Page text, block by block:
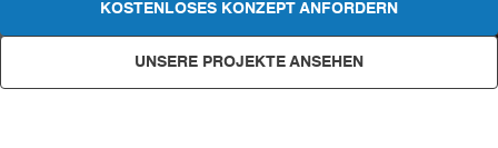
KOSTENLOSES KONZEPT ANFORDERN
UNSERE PROJEKTE ANSEHEN